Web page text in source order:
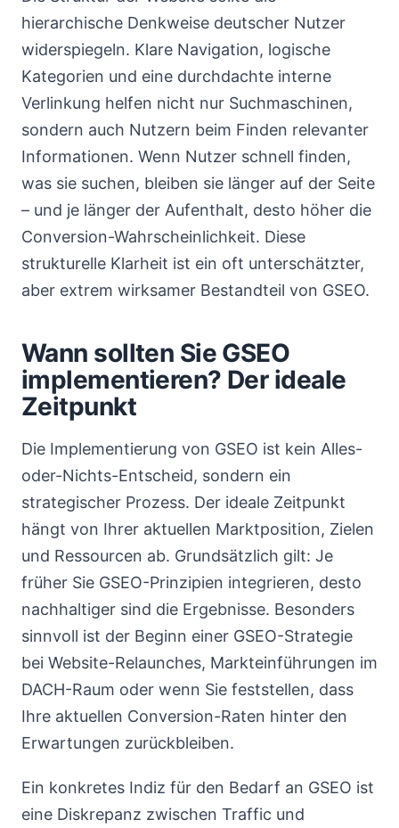
hierarchische Denkweise deutscher Nutzer
widerspiegeln. Klare Navigation, logische
Kategorien und eine durchdachte interne
Verlinkung helfen nicht nur Suchmaschinen,
sondern auch Nutzern beim Finden relevanter
Informationen. Wenn Nutzer schnell finden,
was sie suchen, bleiben sie länger auf der Seite
– und je länger der Aufenthalt, desto höher die
Conversion-Wahrscheinlichkeit. Diese
strukturelle Klarheit ist ein oft unterschätzter,
aber extrem wirksamer Bestandteil von GSEO.
Wann sollten Sie GSEO
implementieren? Der ideale
Zeitpunkt
Die Implementierung von GSEO ist kein Alles-
oder-Nichts-Entscheid, sondern ein
strategischer Prozess. Der ideale Zeitpunkt
hängt von Ihrer aktuellen Marktposition, Zielen
und Ressourcen ab. Grundsätzlich gilt: Je
früher Sie GSEO-Prinzipien integrieren, desto
nachhaltiger sind die Ergebnisse. Besonders
sinnvoll ist der Beginn einer GSEO-Strategie
bei Website-Relaunches, Markteinführungen im
DACH-Raum oder wenn Sie feststellen, dass
Ihre aktuellen Conversion-Raten hinter den
Erwartungen zurückbleiben.
Ein konkretes Indiz für den Bedarf an GSEO ist
eine Diskrepanz zwischen Traffic und